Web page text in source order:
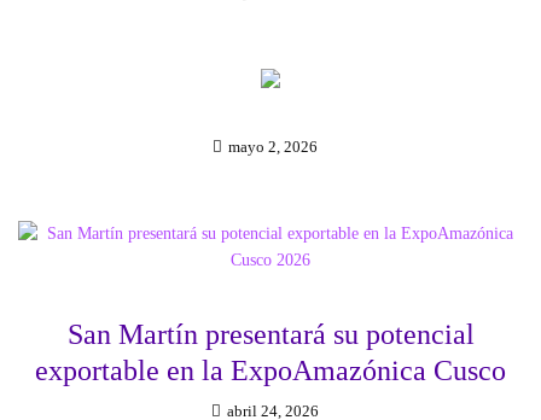
mayo 2, 2026
San Martín presentará su potencial
exportable en la ExpoAmazónica Cusco
abril 24, 2026